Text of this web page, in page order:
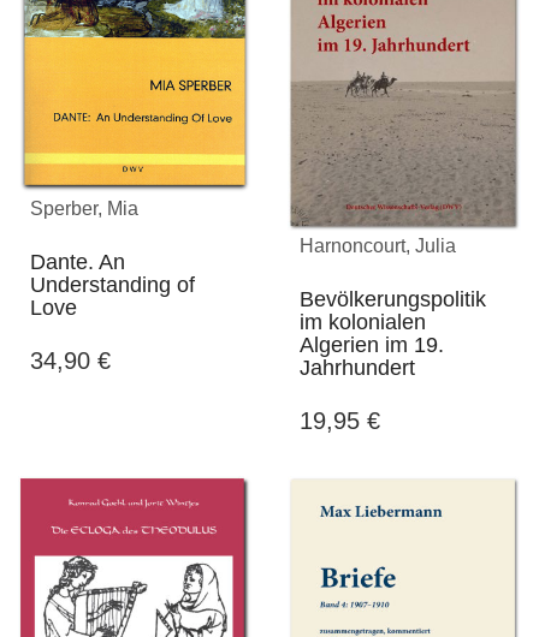
Sperber, Mia
Dante. An
Understanding of
Love
34,90 €
Harnoncourt, Julia
Bevölkerungspolitik
im kolonialen
Algerien im 19.
Jahrhundert
19,95 €